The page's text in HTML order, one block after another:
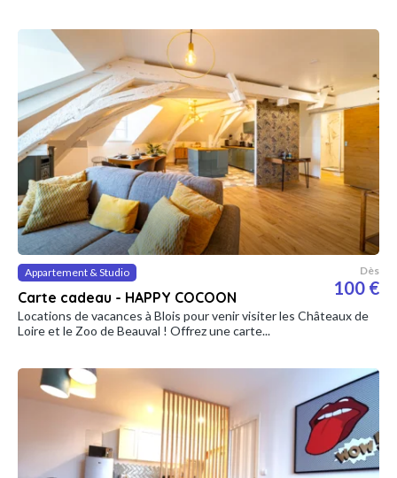
Appartement & Studio
Carte cadeau - HAPPY COCOON
Dès
100 €
Locations de vacances à Blois pour venir visiter les Châteaux de
Loire et le Zoo de Beauval ! Offrez une carte...